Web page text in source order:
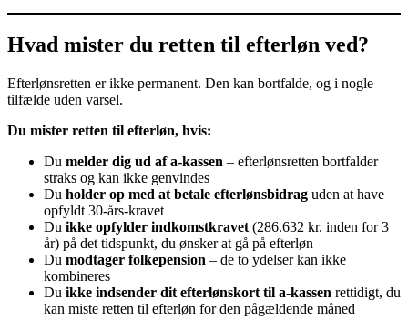
Hvad mister du retten til efterløn ved?
Efterlønsretten er ikke permanent. Den kan bortfalde, og i nogle
tilfælde uden varsel.
Du mister retten til efterløn, hvis:
Du melder dig ud af a-kassen – efterlønsretten bortfalder
straks og kan ikke genvindes
Du holder op med at betale efterlønsbidrag uden at have
opfyldt 30-års-kravet
Du ikke opfylder indkomstkravet (286.632 kr. inden for 3
år) på det tidspunkt, du ønsker at gå på efterløn
Du modtager folkepension – de to ydelser kan ikke
kombineres
Du ikke indsender dit efterlønskort til a-kassen rettidigt, du
kan miste retten til efterløn for den pågældende måned